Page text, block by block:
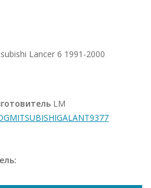
Lancer 6 1991-2000
LM